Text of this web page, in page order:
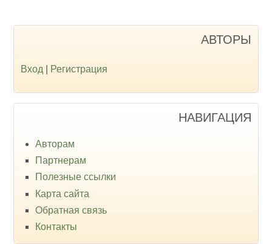
АВТОРЫ
Вход Регистрация
НАВИГАЦИЯ
Авторам
Партнерам
Полезные ссылки
Карта сайта
Обратная связь
Контакты